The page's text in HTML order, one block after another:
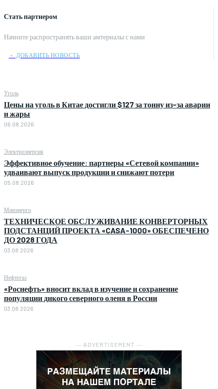
Стать партнером
Начните распространять ваши амтериалы с нами
﹢ ДОБАВИТЬ НОВОСТЬ
Уголь
Цены на уголь в Китае достигли $127 за тонну из-за аварии
и жары
06.08.2026
Электроэнергия
Эффективное обучение: партнеры «Сетевой компании»
удваивают выпуск продукции и снижают потери
05.08.2026
Минэнерго
ТЕХНИЧЕСКОЕ ОБСЛУЖИВАНИЕ КОНВЕРТОРНЫХ
ПОДСТАНЦИЙ ПРОЕКТА «CASA-1000» ОБЕСПЕЧЕНО
ДО 2028 ГОДА
03.08.2026
Нефтегаз
«Роснефть» вносит вклад в изучение и сохранение
популяции дикого северного оленя в России
03.08.2026
― ADVERTISEMENT ―